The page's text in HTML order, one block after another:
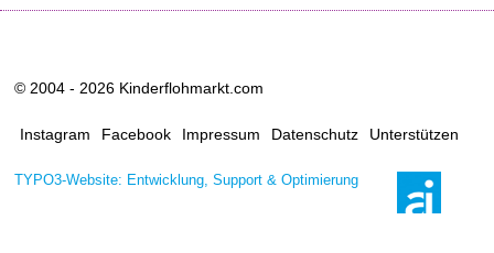
© 2004 - 2026 Kinderflohmarkt.com
Instagram Facebook Impressum Datenschutz Unterstützen
TYPO3-Website: Entwicklung, Support & Optimierung